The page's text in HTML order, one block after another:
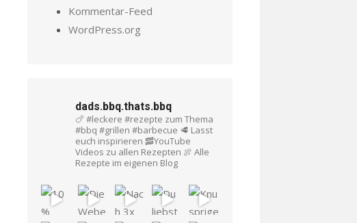
Kommentar-Feed
WordPress.org
dads.bbq.thats.bbq
🍗 #leckere #rezepte zum Thema
#bbq #grillen #barbecue 🥩 Lasst
euch inspirieren 🥓YouTube
Videos zu allen Rezepten 🍖 Alle
Rezepte im eigenen Blog